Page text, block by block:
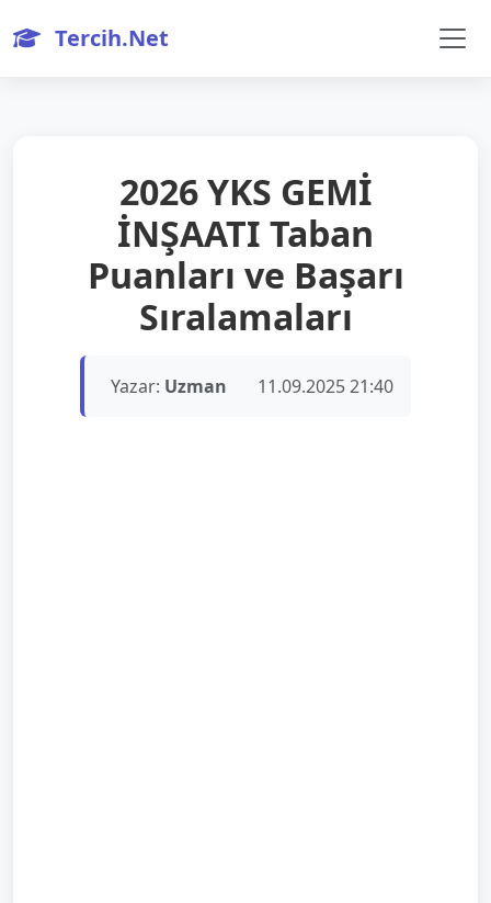
Tercih.Net
2026 YKS GEMİ
İNŞAATI Taban
Puanları ve Başarı
Sıralamaları
Yazar: Uzman 11.09.2025 21:40